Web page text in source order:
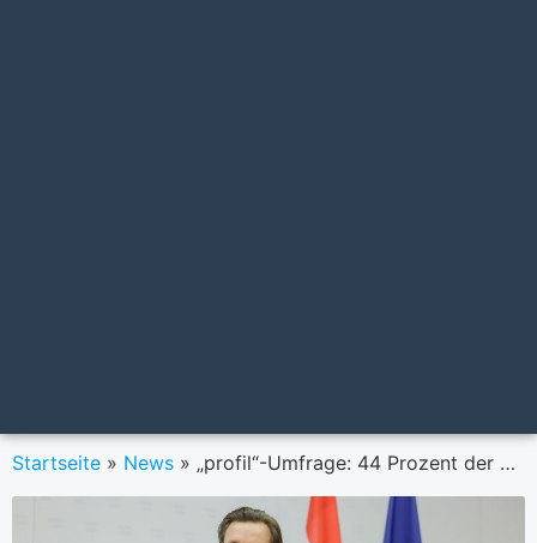
Startseite » News » „profil“-Umfrage: 44 Prozent der Österreicher wollen Rücktritt von Finanzminister Gernot Blümel